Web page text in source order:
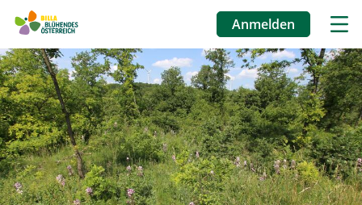
Direkt
zum
Inhalt
Benutzermenü
Anmelden
Image